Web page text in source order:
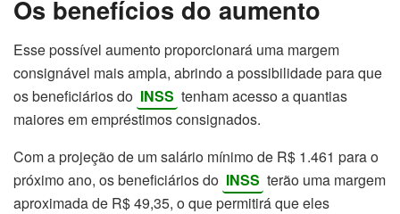
Os benefícios do aumento
Esse possível aumento proporcionará uma margem
consignável mais ampla, abrindo a possibilidade para que
os beneficiários do INSS tenham acesso a quantias
maiores em empréstimos consignados.
Com a projeção de um salário mínimo de R$ 1.461 para o
próximo ano, os beneficiários do INSS terão uma margem
aproximada de R$ 49,35, o que permitirá que eles